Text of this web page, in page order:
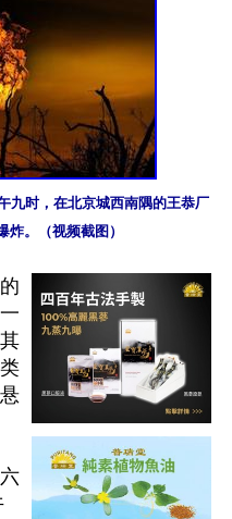
九时，在北京城西南隅的王恭厂
炸。（视频截图）